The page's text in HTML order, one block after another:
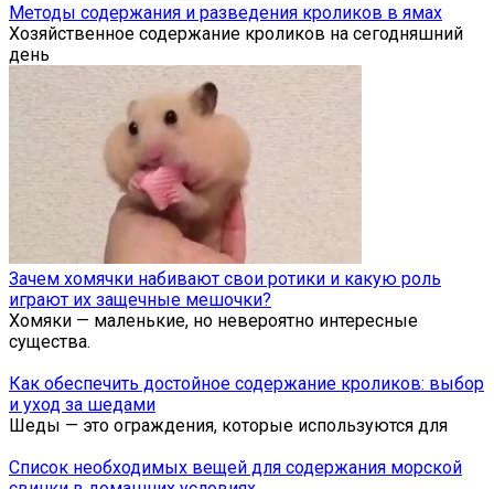
Методы содержания и разведения кроликов в ямах
Хозяйственное содержание кроликов на сегодняшний
день
Зачем хомячки набивают свои ротики и какую роль
играют их защечные мешочки?
Хомяки — маленькие, но невероятно интересные
существа.
Как обеспечить достойное содержание кроликов: выбор
и уход за шедами
Шеды — это ограждения, которые используются для
Список необходимых вещей для содержания морской